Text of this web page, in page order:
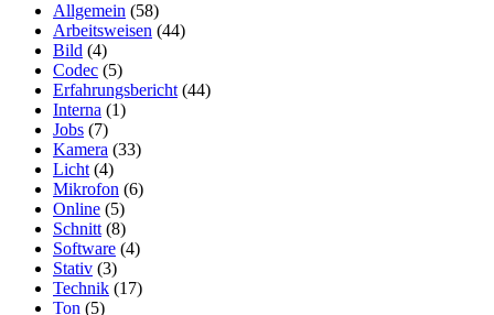
Allgemein (58)
Arbeitsweisen (44)
Bild (4)
Codec (5)
Erfahrungsbericht (44)
Interna (1)
Jobs (7)
Kamera (33)
Licht (4)
Mikrofon (6)
Online (5)
Schnitt (8)
Software (4)
Stativ (3)
Technik (17)
Ton (5)